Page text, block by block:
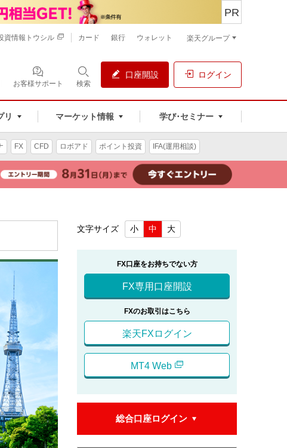
お客様サポート 検索
口座開設 ログイン
リ マーケット情報 学び･セミナー
PR
資情報トウシル カード 銀行 ウォレット 楽天グループ
FX CFD ロボアド ポイント投資 IFA(運用相談)
文字サイズ 小 中 大
FX口座をお持ちでない方
FX専用口座開設
FXのお取引はこちら
楽天FXログイン
MT4 Web
総合口座ログイン